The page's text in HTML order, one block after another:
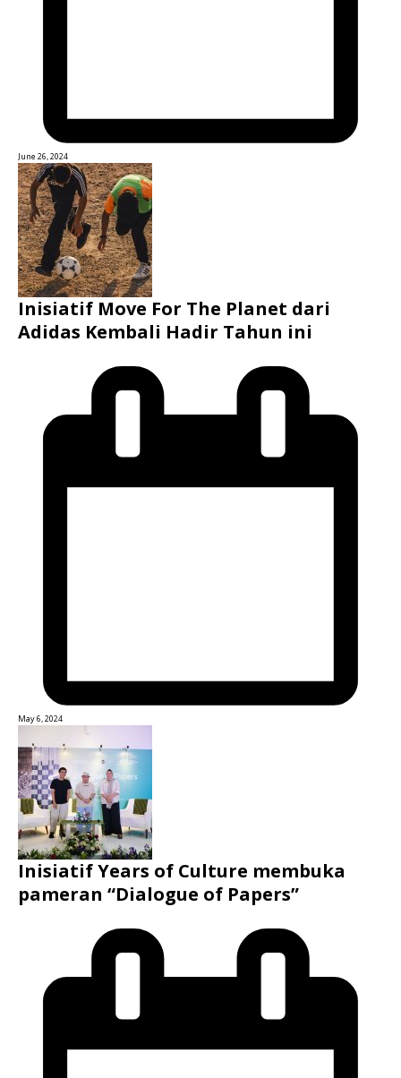
June 26, 2024
Inisiatif Move For The Planet dari
Adidas Kembali Hadir Tahun ini
May 6, 2024
Inisiatif Years of Culture membuka
pameran “Dialogue of Papers”